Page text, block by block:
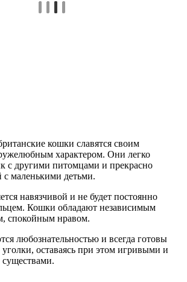
кошки славятся своим
характером. Они легко
с другими питомцами и прекрасно
с маленькими детьми.
навязчивой и не будет постоянно
Кошки обладают независимым
спокойным нравом.
любознательностью и всегда готовы
уголки, оставаясь при этом игривыми и